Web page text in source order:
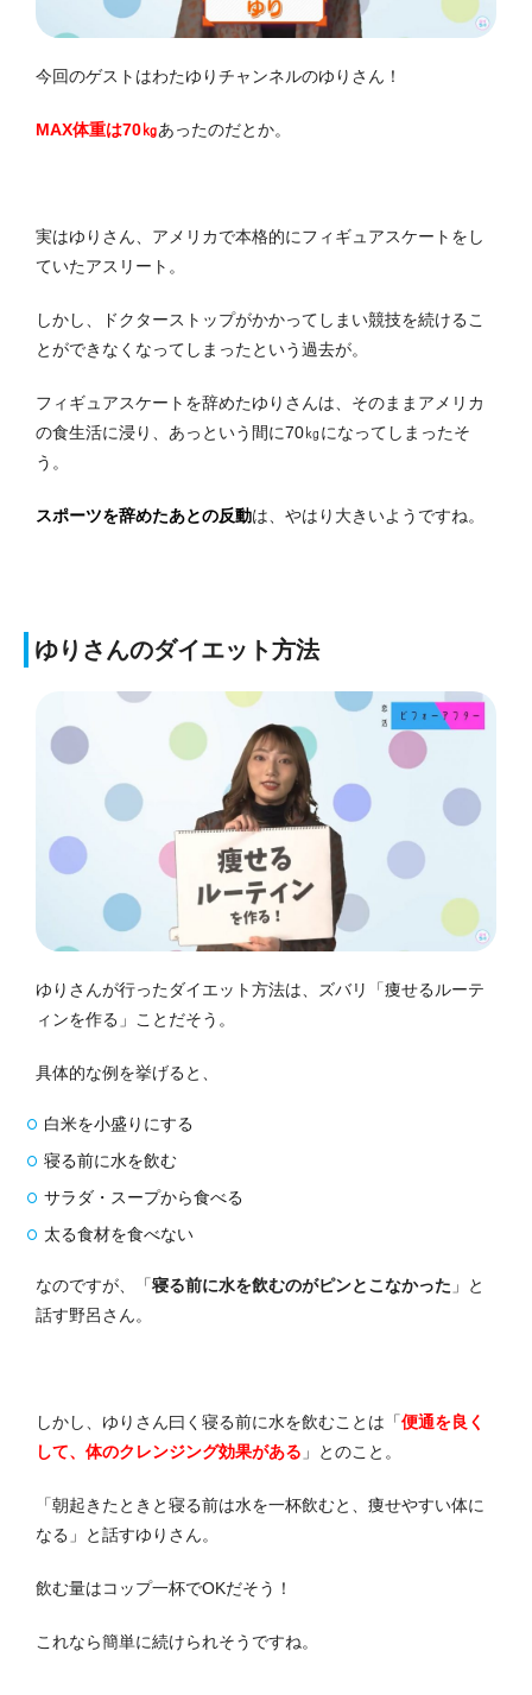
今回のゲストはわたゆりチャンネルのゆりさん！
MAX体重は70㎏あったのだとか。
実はゆりさん、アメリカで本格的にフィギュアスケートをし
ていたアスリート。
しかし、ドクターストップがかかってしまい競技を続けるこ
とができなくなってしまったという過去が。
フィギュアスケートを辞めたゆりさんは、そのままアメリカ
の食生活に浸り、あっという間に70㎏になってしまったそ
う。
スポーツを辞めたあとの反動は、やはり大きいようですね。
ゆりさんのダイエット方法
ゆりさんが行ったダイエット方法は、ズバリ「痩せるルーテ
ィンを作る」ことだそう。
具体的な例を挙げると、
白米を小盛りにする
寝る前に水を飲む
サラダ・スープから食べる
太る食材を食べない
なのですが、「寝る前に水を飲むのがピンとこなかった 」と
話す野呂さん。
しかし、ゆりさん曰く寝る前に水を飲むことは「便通を良く
して、体のクレンジング効果がある 」とのこと。
「朝起きたときと寝る前は水を一杯飲むと、痩せやすい体に
なる」と話すゆりさん。
飲む量はコップ一杯でOKだそう！
これなら簡単に続けられそうですね。